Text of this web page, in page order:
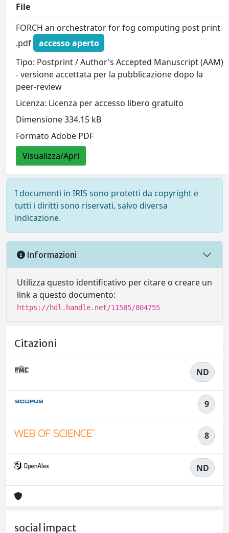
File
FORCH an orchestrator for fog computing post print
.pdf
accesso aperto
Tipo: Postprint / Author's Accepted Manuscript (AAM)
- versione accettata per la pubblicazione dopo la
peer-review
Licenza: Licenza per accesso libero gratuito
Dimensione 334.15 kB
Formato Adobe PDF
Visualizza/Apri
I documenti in IRIS sono protetti da copyright e
tutti i diritti sono riservati, salvo diversa
indicazione.
Informazioni
Utilizza questo identificativo per citare o creare un
link a questo documento:
https://hdl.handle.net/11585/804755
Citazioni
ND
9
8
ND
social impact